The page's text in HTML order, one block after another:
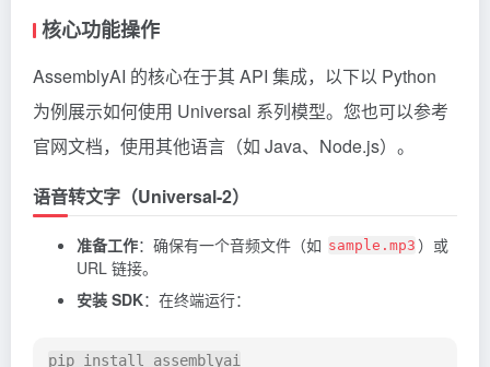
核心功能操作
AssemblyAI 的核心在于其 API 集成，以下以 Python
为例展示如何使用 Universal 系列模型。您也可以参考
官网文档，使用其他语言（如 Java、Node.js）。
语音转文字（Universal-2）
准备工作：确保有一个音频文件（如 sample.mp3 ）或
URL 链接。
安装 SDK：在终端运行：